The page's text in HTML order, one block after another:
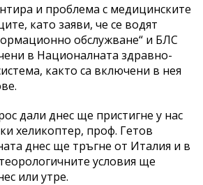
и проблема с медицинските
като заяви, че се водят
обслужване“ и БЛС
в Националната здравно-
както са включени в нея
дали днес ще пристигне у нас
хеликоптер, проф. Гетов
днес ще тръгне от Италия и в
условия ще
или утре.